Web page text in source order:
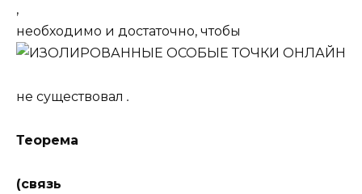
,
необходимо и достаточно, чтобы
не существовал .
Теорема
(связь